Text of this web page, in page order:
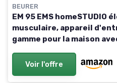
BEURER
EM 95 EMS
musculaire, appareil
gamme pour la maison
Voir l'offre